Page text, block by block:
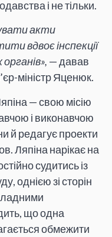
і не тільки.
акти
вдвоє інспекції
— давав
міністр Яценюк.
— свою місію
і виконавчою
й редагує проекти
Ляпіна нарікає на
судитись із
однією зі сторін
що одна
обмежити